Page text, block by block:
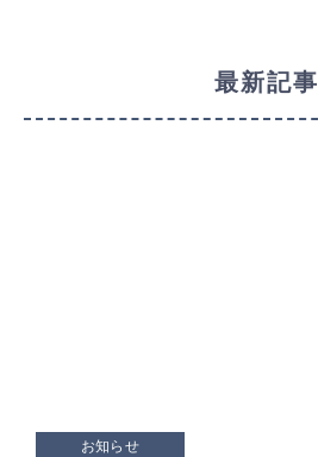
最新記事
お知らせ